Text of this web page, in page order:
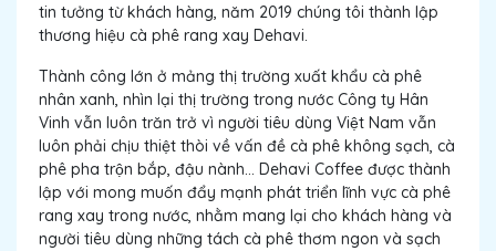
tin tưởng từ khách hàng, năm 2019 chúng tôi thành lập
thương hiệu cà phê rang xay Dehavi.
Thành công lớn ở mảng thị trường xuất khẩu cà phê
nhân xanh, nhìn lại thị trường trong nước Công ty Hân
Vinh vẫn luôn trăn trở vì người tiêu dùng Việt Nam vẫn
luôn phải chịu thiệt thòi về vấn đề cà phê không sạch, cà
phê pha trộn bắp, đậu nành… Dehavi Coffee được thành
lập với mong muốn đẩy mạnh phát triển lĩnh vực cà phê
rang xay trong nước, nhằm mang lại cho khách hàng và
người tiêu dùng những tách cà phê thơm ngon và sạch